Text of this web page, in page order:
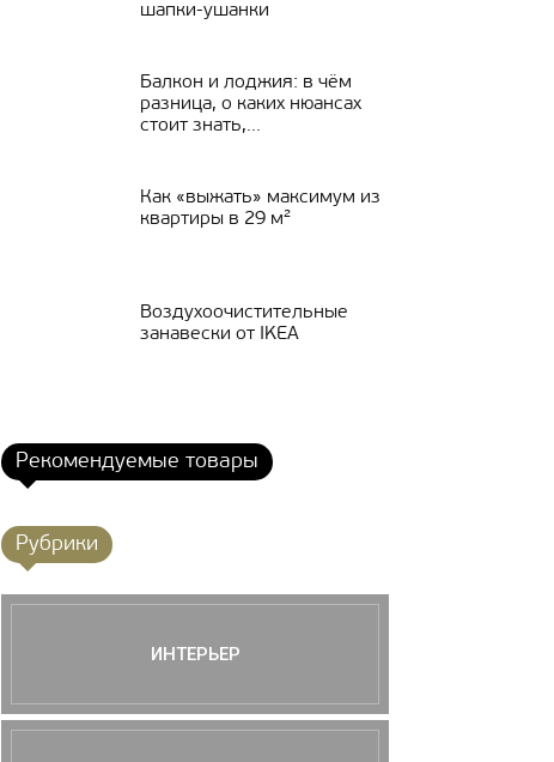
шапки-ушанки
Балкон и лоджия: в чём
разница, о каких нюансах
стоит знать,...
Как «выжать» максимум из
квартиры в 29 м²
Воздухоочистительные
занавески от IKEA
Рекомендуемые товары
Рубрики
ИНТЕРЬЕР